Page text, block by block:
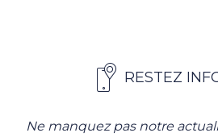
RESTEZ
Ne manquez pas notre